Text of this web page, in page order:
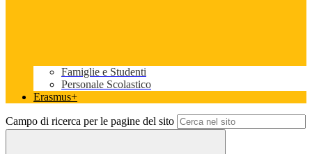
Famiglie e Studenti
Personale Scolastico
Erasmus+
Campo di ricerca per le pagine del sito